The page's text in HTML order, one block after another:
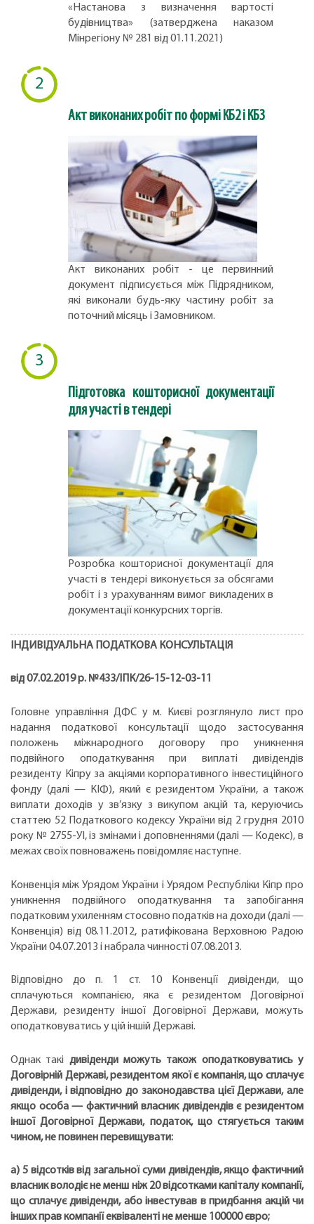
«Настанова з визначення вартості
будівництва» (затверджена наказом
Мінрегіону № 281 від 01.11.2021)
2
Акт виконаних робіт по формі КБ2 і КБ3
Акт виконаних робіт - це первинний
документ підписується між Підрядником,
які виконали будь-яку частину робіт за
поточний місяць і Замовником.
3
Підготовка кошторисної документації
для участі в тендері
Розробка кошторисної документації для
участі в тендері виконується за обсягами
робіт і з урахуванням вимог викладених в
документації конкурсних торгів.
ІНДИВІДУАЛЬНА ПОДАТКОВА КОНСУЛЬТАЦІЯ
від 07.02.2019 р. №433/ІПК/26-15-12-03-11
Головне управління ДФС у м. Києві розглянуло лист про
надання податкової консультації щодо застосування
положень міжнародного договору про уникнення
подвійного оподаткування при виплаті дивідендів
резиденту Кіпру за акціями корпоративного інвестиційного
фонду (далі — КІФ), який є резидентом України, а також
виплати доходів у зв’язку з викупом акцій та, керуючись
статтею 52 Податкового кодексу України від 2 грудня 2010
року № 2755-УІ, із змінами і доповненнями (далі — Кодекс), в
межах своїх повноважень повідомляє наступне.
Конвенція між Урядом України і Урядом Республіки Кіпр про
уникнення подвійного оподаткування та запобігання
податковим ухиленням стосовно податків на доходи (далі —
Конвенція) від 08.11.2012, ратифікована Верховною Радою
України 04.07.2013 і набрала чинності 07.08.2013.
Відповідно до п. 1 ст. 10 Конвенції дивіденди, що
сплачуються компанією, яка є резидентом Договірної
Держави, резиденту іншої Договірної Держави, можуть
оподатковуватись у цій іншій Державі.
Однак такі дивіденди можуть також оподатковуватись у
Договірній Державі, резидентом якої є компанія, що сплачує
дивіденди, і відповідно до законодавства цієї Держави, але
якщо особа — фактичний власник дивідендів є резидентом
іншої Договірної Держави, податок, що стягується таким
чином, не повинен перевищувати:
а) 5 відсотків від загальної суми дивідендів, якщо фактичний
власник володіє не менш ніж 20 відсотками капіталу компанії,
що сплачує дивіденди, або інвестував в придбання акцій чи
інших прав компанії еквіваленті не менше 100000 євро;